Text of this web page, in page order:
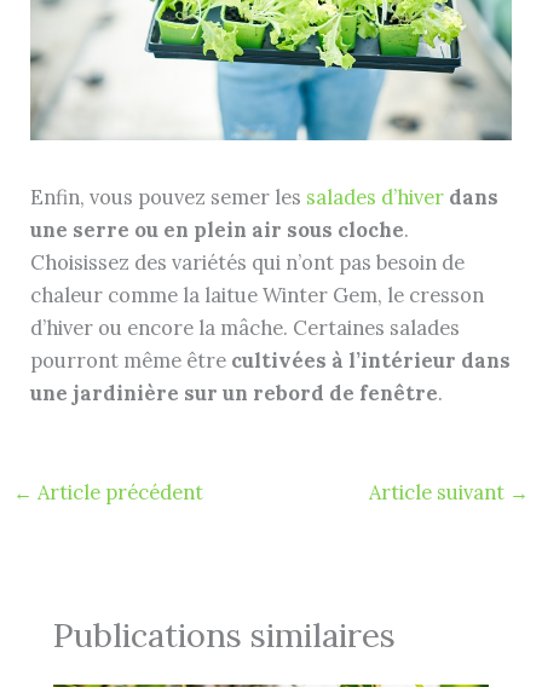
Enfin, vous pouvez semer les salades d’hiver dans
une serre ou en plein air sous cloche.
Choisissez des variétés qui n’ont pas besoin de
chaleur comme la laitue Winter Gem, le cresson
d’hiver ou encore la mâche. Certaines salades
pourront même être cultivées à l’intérieur dans
une jardinière sur un rebord de fenêtre.
← Article précédent Article suivant →
Publications similaires